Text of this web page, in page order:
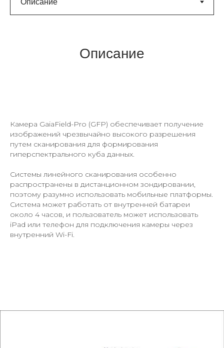
Описание
Камера GaiaField-Pro (GFP) обеспечивает получение
изображений чрезвычайно высокого разрешения
путем сканирования для формирования
гиперспектрального куба данных.
Системы линейного сканирования особенно
распространены в дистанционном зондировании,
поэтому разумно использовать мобильные платформы.
Система может работать от внутренней батареи
около 4 часов, и пользователь может использовать
iPad или телефон для подключения камеры через
внутренний Wi-Fi.